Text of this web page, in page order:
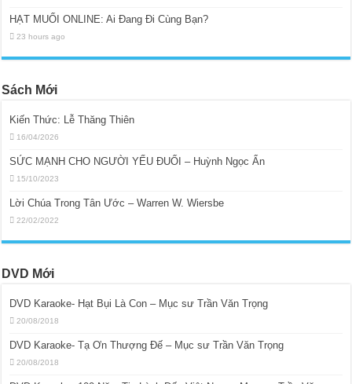
HẠT MUỐI ONLINE: Ai Đang Đi Cùng Bạn?
23 hours ago
Sách Mới
Kiến Thức: Lễ Thăng Thiên
16/04/2026
SỨC MẠNH CHO NGƯỜI YẾU ĐUỐI – Huỳnh Ngọc Ẩn
15/10/2023
Lời Chúa Trong Tân Ước – Warren W. Wiersbe
22/02/2022
DVD Mới
DVD Karaoke- Hạt Bụi Là Con – Mục sư Trần Văn Trọng
20/08/2018
DVD Karaoke- Tạ Ơn Thượng Đế – Mục sư Trần Văn Trọng
20/08/2018